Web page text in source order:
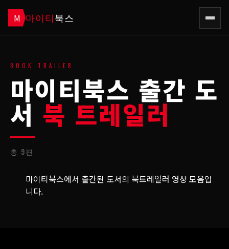
M 마이티북스
BOOK TRAILER
마이티북스 출간 도
서 북 트레일러
총 9편
마이티북스에서 출간된 도서의 북트레일러 영상 모음입
니다.